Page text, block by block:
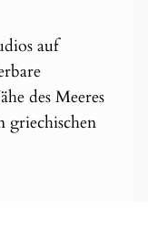
auf
des Meeres
griechischen